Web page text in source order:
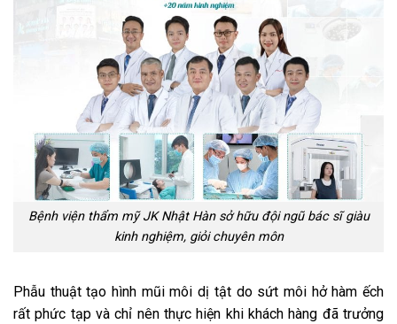
Bệnh viện thẩm mỹ JK Nhật Hàn sở hữu đội ngũ bác sĩ giàu
kinh nghiệm, giỏi chuyên môn
Phẫu thuật tạo hình mũi môi dị tật do sứt môi hở hàm ếch
rất phức tạp và chỉ nên thực hiện khi khách hàng đã trưởng